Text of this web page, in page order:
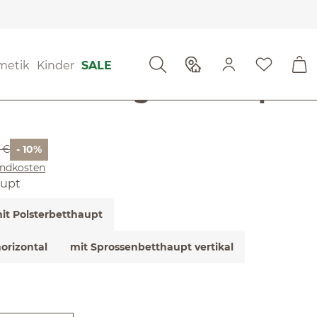
Kinder SALE
Preis:
€ - 10%
Polsterbetthaupt
mit Sprossenbetthaupt vertikal